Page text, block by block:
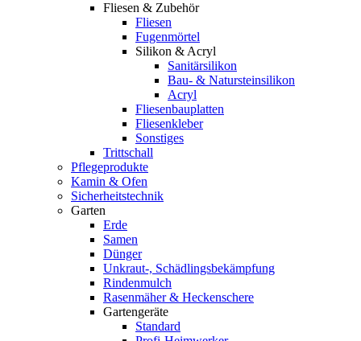
Fliesen & Zubehör
Fliesen
Fugenmörtel
Silikon & Acryl
Sanitärsilikon
Bau- & Natursteinsilikon
Acryl
Fliesenbauplatten
Fliesenkleber
Sonstiges
Trittschall
Pflegeprodukte
Kamin & Ofen
Sicherheitstechnik
Garten
Erde
Samen
Dünger
Unkraut-, Schädlingsbekämpfung
Rindenmulch
Rasenmäher & Heckenschere
Gartengeräte
Standard